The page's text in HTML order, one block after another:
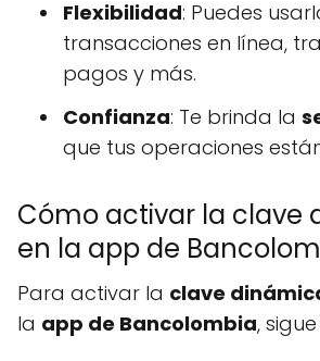
Flexibilidad: Puedes
transacciones en línea,
pagos y más.
Confianza: Te brinda la
que tus operaciones
Cómo activar la clave
en la app de
Para activar la clave
la app de Bancolombia,